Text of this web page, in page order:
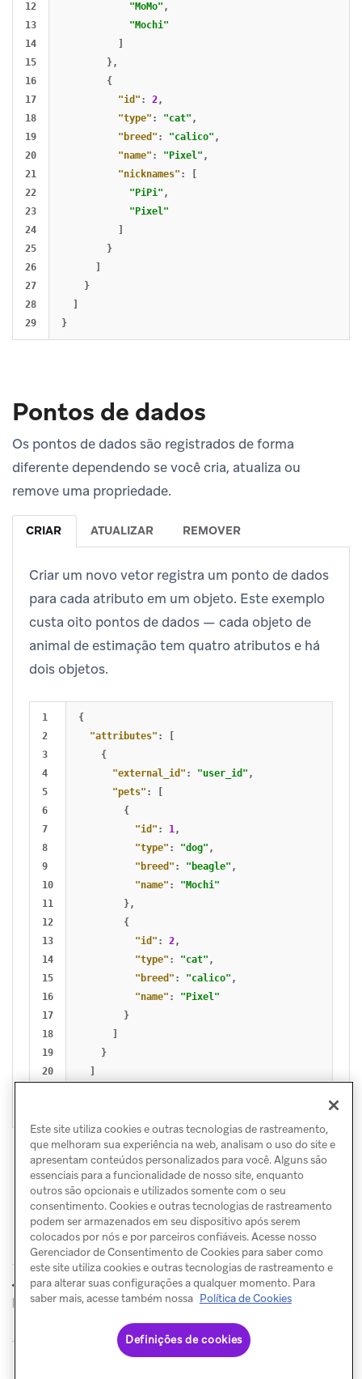
12
13
14
15
16
17
18
19
20
21
22
23
24
25
26
27
28
"MoMo" ,
"Mochi"
},
{
"id" : 2,
"type" : "cat" ,
"breed" : "calico" ,
"name" : "Pixel" ,
"nicknames" :
"PiPi" ,
"Pixel"
}
}
}
Pontos de dados
Os pontos de dados são registrados de forma
diferente dependendo se você cria, atualiza ou
remove uma propriedade.
CRIAR ATUALIZAR REMOVER
Criar um novo vetor registra um ponto de dados
para cada atributo em um objeto. Este exemplo
custa oito pontos de dados — cada objeto de
animal de estimação tem quatro atributos e há
dois objetos.
1
2
3
4
5
6
7
8
9
10
11
12
13
14
15
16
17
18
19
20
{
"attributes" :
{
"external_id" : "user_id" ,
"pets" :
{
"id" : 1,
"type" : "dog" ,
"breed" : "beagle" ,
"name" :
"Mochi"
},
{
"id" : 2,
"type" : "cat" ,
"breed" : "calico" ,
"name" :
"Pixel"
}
}
ANTERIORAtributos
personalizados
PRÓXIMO
Atributos
personalizados aninhados
© Braze. All Rights Reserved Privacy Policy
Este site utiliza cookies e outras tecnologias de rastreamento,
que melhoram sua experiência na web, analisam o uso do site e
apresentam conteúdos personalizados para você. Alguns são
essenciais para a funcionalidade de nosso site, enquanto
outros são opcionais e utilizados somente com o seu
consentimento. Cookies e outras tecnologias de rastreamento
podem ser armazenados em seu dispositivo após serem
colocados por nós e por parceiros confiáveis. Acesse nosso
Gerenciador de Consentimento de Cookies para saber como
este site utiliza cookies e outras tecnologias de rastreamento e
para alterar suas configurações a qualquer momento. Para
saber mais, acesse também nossa Política de Cookies
Definições de cookies